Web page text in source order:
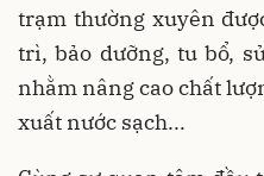
trạm thường xuyên
trì, bảo dưỡng, tu bổ,
nhằm nâng cao chất
xuất nước sạch...